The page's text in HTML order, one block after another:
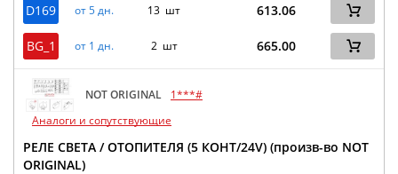
D169 от 5 дн. 13 шт 613.06
BG_1 от 1 дн. 2 шт 665.00
NOT ORIGINAL
1***#
Аналоги и сопутствующие
РЕЛЕ СВЕТА / ОТОПИТЕЛЯ (5 КОНТ/24V) (произв-во NOT
ORIGINAL)